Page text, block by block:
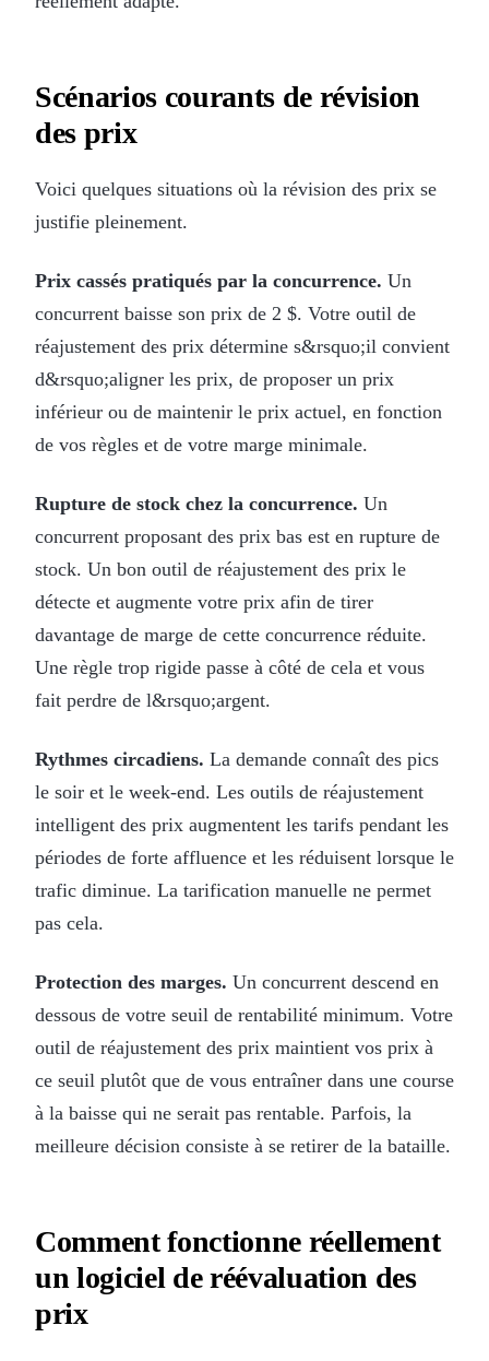
Scénarios courants de révision
des prix
Voici quelques situations où la révision des prix se
justifie pleinement.
Prix cassés pratiqués par la concurrence. Un
concurrent baisse son prix de 2 $. Votre outil de
réajustement des prix détermine s&rsquo;il convient
d&rsquo;aligner les prix, de proposer un prix
inférieur ou de maintenir le prix actuel, en fonction
de vos règles et de votre marge minimale.
Rupture de stock chez la concurrence. Un
concurrent proposant des prix bas est en rupture de
stock. Un bon outil de réajustement des prix le
détecte et augmente votre prix afin de tirer
davantage de marge de cette concurrence réduite.
Une règle trop rigide passe à côté de cela et vous
fait perdre de l&rsquo;argent.
Rythmes circadiens. La demande connaît des pics
le soir et le week-end. Les outils de réajustement
intelligent des prix augmentent les tarifs pendant les
périodes de forte affluence et les réduisent lorsque le
trafic diminue. La tarification manuelle ne permet
pas cela.
Protection des marges. Un concurrent descend en
dessous de votre seuil de rentabilité minimum. Votre
outil de réajustement des prix maintient vos prix à
ce seuil plutôt que de vous entraîner dans une course
à la baisse qui ne serait pas rentable. Parfois, la
meilleure décision consiste à se retirer de la bataille.
Comment fonctionne réellement
un logiciel de réévaluation des
prix